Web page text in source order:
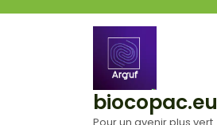
biocopac.eu